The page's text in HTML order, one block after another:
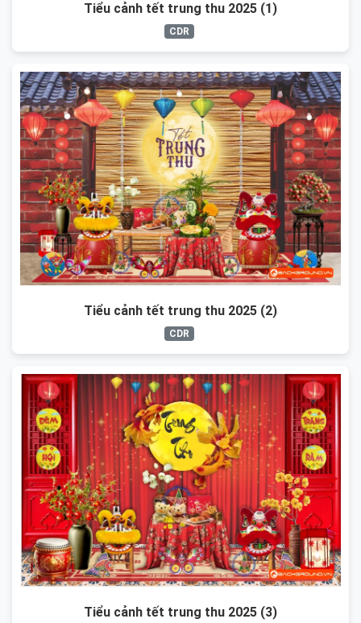
Tiểu cảnh tết trung thu 2025 (1)
CDR
Tiểu cảnh tết trung thu 2025 (2)
CDR
Tiểu cảnh tết trung thu 2025 (3)